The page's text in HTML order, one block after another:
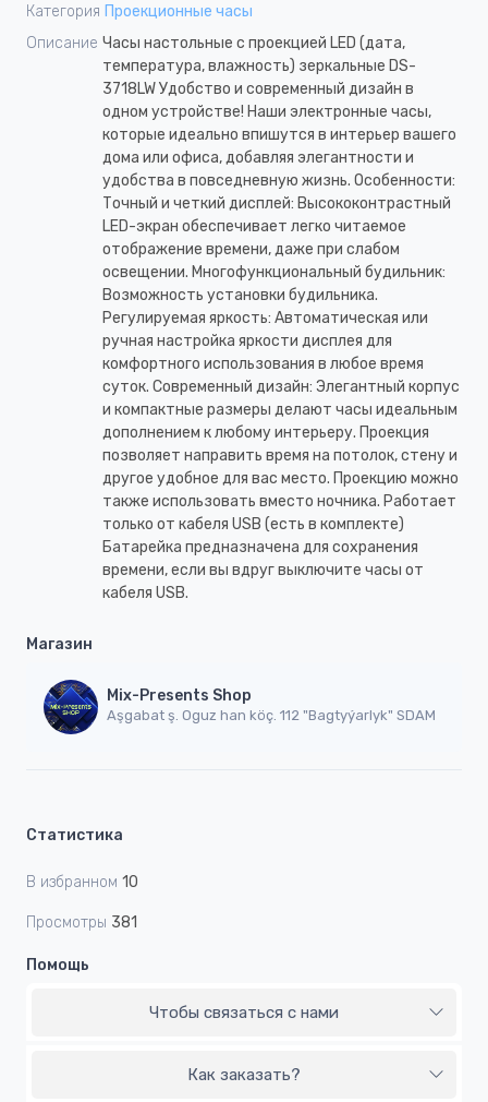
Категория Проекционные часы
Описание Часы настольные с проекцией LED (дата,
температура, влажность) зеркальные DS-
3718LW Удобство и современный дизайн в
одном устройстве! Наши электронные часы,
которые идеально впишутся в интерьер вашего
дома или офиса, добавляя элегантности и
удобства в повседневную жизнь. Особенности:
Точный и четкий дисплей: Высококонтрастный
LED-экран обеспечивает легко читаемое
отображение времени, даже при слабом
освещении. Многофункциональный будильник:
Возможность установки будильника.
Регулируемая яркость: Автоматическая или
ручная настройка яркости дисплея для
комфортного использования в любое время
суток. Современный дизайн: Элегантный корпус
и компактные размеры делают часы идеальным
дополнением к любому интерьеру. Проекция
позволяет направить время на потолок, стену и
другое удобное для вас место. Проекцию можно
также использовать вместо ночника. Работает
только от кабеля USB (есть в комплекте)
Батарейка предназначена для сохранения
времени, если вы вдруг выключите часы от
кабеля USB.
Магазин
Mix-Presents Shop
Aşgabat ş. Oguz han köç. 112 "Bagtyýarlyk" SDAM
Статистика
В избранном 10
Просмотры 381
Помощь
Чтобы связаться с нами
Как заказать?